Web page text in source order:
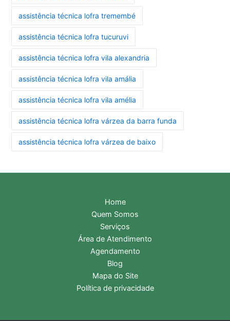
assistência técnica lofra tremembé
assistência técnica lofra tucuruvi
assistência técnica lofra vila alexandria
assistência técnica lofra vila amália
assistência técnica lofra vila amélia
assistência técnica lofra várzea da barra funda
assistência técnica lofra várzea de baixo
Home
Quem Somos
Serviços
Área de Atendimento
Agendamento
Blog
Mapa do Site
Política de privacidade